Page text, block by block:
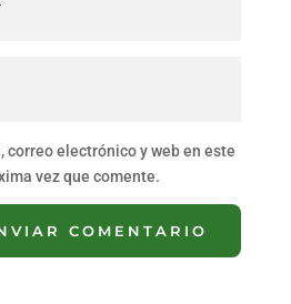
correo electrónico y web en este
vez que comente.
COMENTARIO